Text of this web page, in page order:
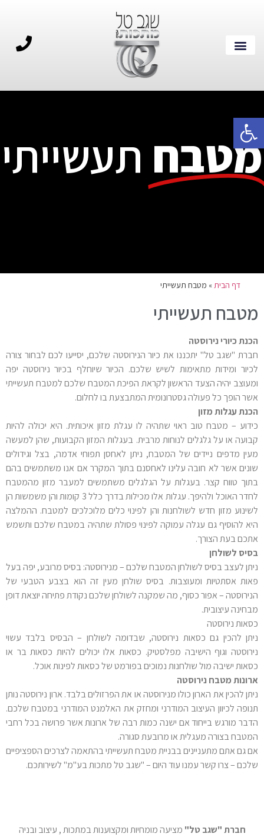
פתח סרגל נגישות
מטבח תעשייתי
דף הבית» מטבח תעשייתי
מטבח תעשייתי
הכנת כיורי נירוסטה
חברת "שגב טל" יתכננו את כיור הנירוסטה שלכם, יסייעו לכם לבחור צורה
לכיור ומידות מתאימות לשיש שלכם. הכיור שיוחלף בכיור נירוסטה יפה
ומעוצב יהיה הצעד הראשון לקראת הפיכת המטבח שלכם למטבח תעשייתי
אשר הופך כל פעולה גסטרונומית המתבצעת בו לחלום.
הכנת עגלות מזון
כידוע – מטבח טוב ראוי שתהיה לו עגלת מזון איכותית. היא יכולה להיות
קבועה או על גלגלים לנוחות מרבית. בעגלות המזון הקבועות, שהן למעשה
מעין מדפים ניידים של המטבח, ניתן לאחסן תפוחי אדמה, בצל וגידולים
שונים אשר לא חובה עלינו לאחסנם בתוך המקרר אם אנו משתמשים בהם
בתוך טווח קצר. בעגלות על הגלגלים משתמשים למעבר מזון מהמטבח
לחדר האוכל ולהיפך. עגלות אלו מכילות בדרך כלל 3 קומות והן משמשות הן
לשינוע מזון חדש לשולחנות והן לפינוי כלים מלוכלכים למטבח. ההמלצה
היא להוסיף גם עגלה עמוקה לפינוי פסולת שתהיה במטבח שלכם ותשמש
אתכם בעת הצורך.
בסיס לשולחן
ניתן לעצב בסיס לשולחן המטבח שלכם – מנירוסטה: בסיס מרובע, יפה בעל
פאות אסתטיות ומעוצבות. בסיס שולחן מעין זה הוא בצבע הטבעי של
הנירוסטה – אפור כסוף, מה שמקנה לשולחן שלכם נקודת פתיחה יוצאת דופן
מבחינה עיצובית.
כסאות נירוסטה
ניתן להכין גם כסאות נירוסטה, שבדומה לשולחן – הבסיס בלבד עשוי
נירוסטה וגוף הישיבה מפלסטיק. כסאות אלו יכולים להיות כסאות בר או
כסאות ישיבה מול שולחנות נמוכים בפורמט של כסאות לפינות אוכל.
ארונות מטבח נירוסטה
ניתן להכין את הארון כולו מנירוסטה או את הפרזולים בלבד. ארון נירוסטה נותן
תנופה לכיוון העיצוב המודרני ומחזק את האלמנט המודרני במטבח שלכם.
הדבר מורגש בייחוד אם ישנה כמות רבה של ארונות אשר פרושה בכל רחבי
המטבח בצורה מעגלית או מרובעת סגורה.
אם גם אתם מתעניינים בבניית מטבח תעשייתי בהתאמה לצרכים הספציפיים
שלכם – צרו קשר עמנו עוד היום – "שגב טל מתכות בע"מ" לשירותכם.
חברת "שגב טל" מציעה מומחיות ומקצוענות במתכות , עיצוב ובניה